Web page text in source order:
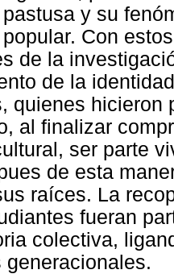
y su
Con
de la
de la
quienes hicieron
al finalizar
ser parte
de esta
raíces. La
fueran
colectiva,